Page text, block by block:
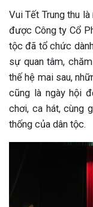
Vui Tết Trung thu
được Công ty Cổ
tộc đã tổ chức
sự quan tâm,
thế hệ mai sau,
cũng là ngày hội
chơi, ca hát, cùng
thống của dân tộc.